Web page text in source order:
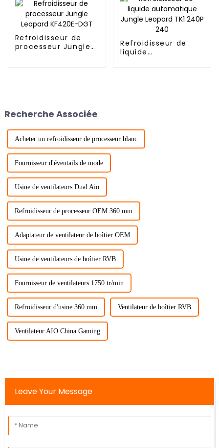
Refroidisseur de
processeur Jungle
Refroidisseur de
liquide
Recherche Associée
Acheter un refroidisseur de processeur blanc
Fournisseur d'éventails de mode
Usine de ventilateurs Dual Aio
Refroidisseur de processeur OEM 360 mm
Adaptateur de ventilateur de boîtier OEM
Usine de ventilateurs de boîtier RVB
Fournisseur de ventilateurs 1750 tr/min
Refroidisseur d'usine 360 ​​mm Ventilateur de boîtier RVB
Ventilateur AIO China Gaming
Leave Your Message